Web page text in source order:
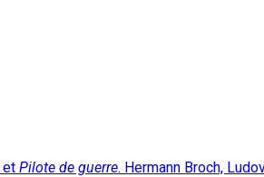
et Pilote de guerre. Hermann Broch,